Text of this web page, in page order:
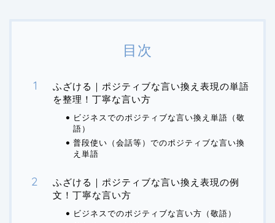
目次
ふざける｜ポジティブな言い換え表現の単語
を整理！丁寧な言い方
ビジネスでのポジティブな言い換え単語（敬
語）
普段使い（会話等）でのポジティブな言い換
え単語
ふざける｜ポジティブな言い換え表現の例
文！丁寧な言い方
ビジネスでのポジティブな言い方（敬語）